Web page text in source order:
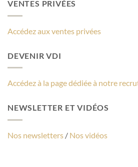
VENTES PRIVÉES
Accédez aux ventes privées
DEVENIR VDI
Accédez à la page dédiée à notre
NEWSLETTER ET VIDÉOS
Nos newsletters / Nos vidéos